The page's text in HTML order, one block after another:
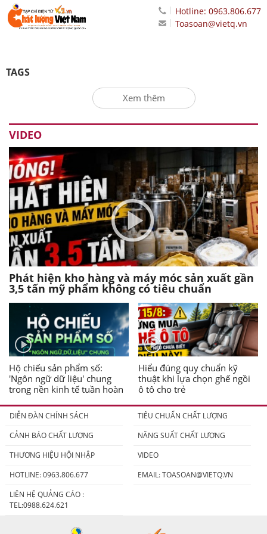
Hotline: 0963.806.677
Toasoan@vietq.vn
TAGS
Xem thêm
VIDEO
Phát hiện kho hàng và máy móc sản xuất gần
3,5 tấn mỹ phẩm không có tiêu chuẩn
Hộ chiếu sản phẩm số:
'Ngôn ngữ dữ liệu' chung
trong nền kinh tế tuần hoàn
Hiểu đúng quy chuẩn kỹ
thuật khi lựa chọn ghế ngồi
ô tô cho trẻ
DIỄN ĐÀN CHÍNH SÁCH
TIÊU CHUẨN CHẤT LƯỢNG
CẢNH BÁO CHẤT LƯỢNG
NĂNG SUẤT CHẤT LƯỢNG
THƯƠNG HIỆU HỘI NHẬP
VIDEO
HOTLINE: 0963.806.677
EMAIL:TOASOAN@VIETQ.VN
LIÊN HỆ QUẢNG CÁO :
TEL:0988.624.621